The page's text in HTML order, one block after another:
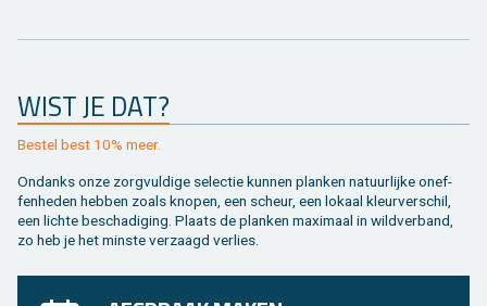
WIST JE DAT?
Be­stel best 10% meer.
On­danks onze zorg­vul­di­ge se­lec­tie kun­nen plan­ken na­tuur­lij­ke on­ef­
fen­he­den heb­ben zoals kno­pen, een scheur, een lo­kaal kleur­ver­schil,
een lich­te be­scha­di­ging. Plaats de plan­ken maxi­maal in wild­ver­band,
zo heb je het min­ste ver­zaagd ver­lies.